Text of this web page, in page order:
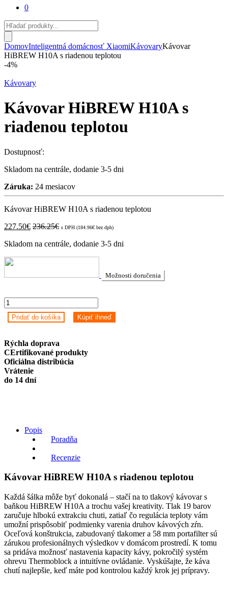
0
Products
search
DomovInteligentná domácnosť XiaomiKávovaryKávovar
HiBREW H10A s riadenou teplotou
-4%
Kávovary
Kávovar HiBREW H10A s
riadenou teplotou
Dostupnosť:
Skladom na centrále, dodanie 3-5 dni
Záruka: 24 mesiacov
Kávovar HiBREW H10A s riadenou teplotou
227.50€ 236.25€ s DPH (184.96€ bez dph)
Skladom na centrále, dodanie 3-5 dni
Možnosti doručenia
Kávovar
HiBREW
H10A
teplotou
quantity
Pridať do košíka Kúpiť ihneď
Rýchla doprava
CErtifikované produkty
Oficiálna distribúcia
Vrátenie
do 14 dní
Popis
Poradňa
Recenzie
Kávovar HiBREW H10A s riadenou teplotou
Každá šálka môže byť dokonalá – stačí na to tlakový kávovar s
baňkou HiBREW H10A a trochu vašej kreativity. Tlak 19 barov
zaručuje hlbokú extrakciu chuti, zatiaľ čo regulácia teploty vám
umožní prispôsobiť podmienky varenia druhov kávových zŕn.
Oceľová konštrukcia, zabudovaný tlakomer a 58 mm portafilter sú
zárukou profesionálnych výsledkov v domácom prostredí. K tomu
sa pridáva možnosť nastavenia kapacity kávy, pokročilý systém
ohrevu Thermoblock a intuitívne ovládanie. Vyskúšajte, že káva
chutí najlepšie, keď máte pod kontrolou každý krok jej prípravy.